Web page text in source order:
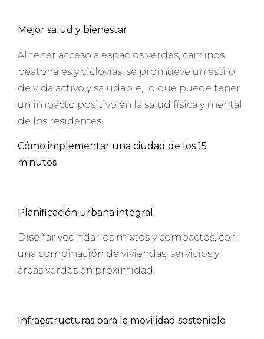
Mejor salud y bienestar
Al tener acceso a espacios verdes, caminos
peatonales y ciclovías, se promueve un estilo
de vida activo y saludable, lo que puede tener
un impacto positivo en la salud física y mental
de los residentes.
Cómo implementar una ciudad de los 15
minutos
Planificación urbana integral
Diseñar vecindarios mixtos y compactos, con
una combinación de viviendas, servicios y
áreas verdes en proximidad.
Infraestructuras para la movilidad sostenible